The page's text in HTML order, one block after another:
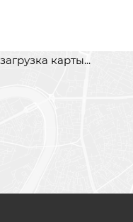
загрузка карты...